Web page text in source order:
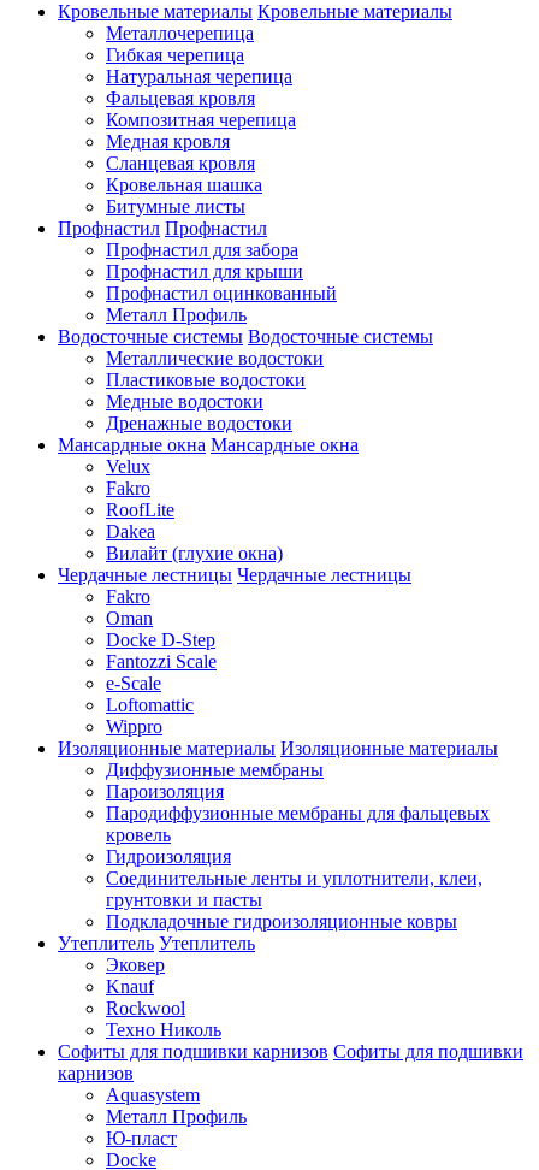
Кровельные материалы Кровельные материалы
Металлочерепица
Гибкая черепица
Натуральная черепица
Фальцевая кровля
Композитная черепица
Медная кровля
Сланцевая кровля
Кровельная шашка
Битумные листы
Профнастил Профнастил
Профнастил для забора
Профнастил для крыши
Профнастил оцинкованный
Металл Профиль
Водосточные системы Водосточные системы
Металлические водостоки
Пластиковые водостоки
Медные водостоки
Дренажные водостоки
Мансардные окна Мансардные окна
Velux
Fakro
RoofLite
Dakea
Вилайт (глухие окна)
Чердачные лестницы Чердачные лестницы
Fakro
Oman
Docke D-Step
Fantozzi Scale
e-Scale
Loftomattic
Wippro
Изоляционные материалы Изоляционные материалы
Диффузионные мембраны
Пароизоляция
Пародиффузионные мембраны для фальцевых
кровель
Гидроизоляция
Соединительные ленты и уплотнители, клеи,
грунтовки и пасты
Подкладочные гидроизоляционные ковры
Утеплитель Утеплитель
Эковер
Knauf
Rockwool
Техно Николь
Софиты для подшивки карнизов Софиты для подшивки
карнизов
Aquasystem
Металл Профиль
Ю-пласт
Docke